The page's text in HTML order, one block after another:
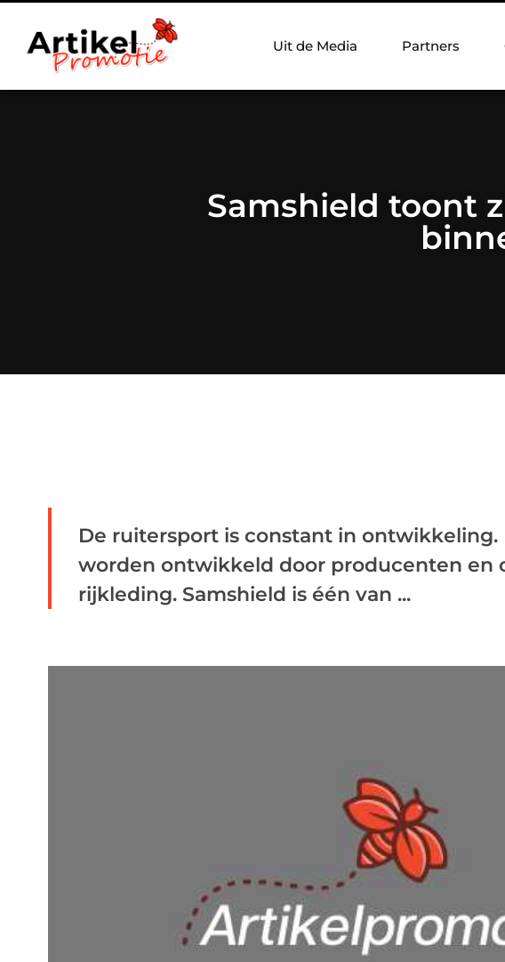
Uit de Media Partners
Samshield toont
De ruitersport is constant in
worden ontwikkeld door producenten en
rijkleding. Samshield is één van ...